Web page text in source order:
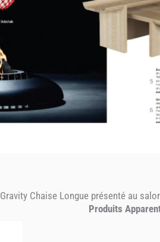
Gravity Chaise Longue présenté au
Produits